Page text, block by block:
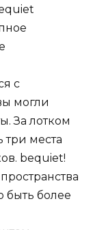
с
могли
За лотком
три места
bequiet!
быть более